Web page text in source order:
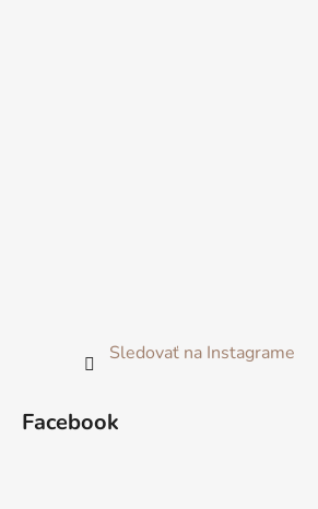
Sledovať na Instagrame
Facebook